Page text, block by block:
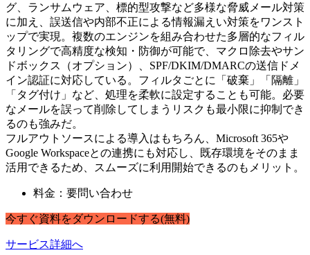
グ、ランサムウェア、標的型攻撃など多様な脅威メール対策
に加え、誤送信や内部不正による情報漏えい対策をワンスト
ップで実現。複数のエンジンを組み合わせた多層的なフィル
タリングで高精度な検知・防御が可能で、マクロ除去やサン
ドボックス（オプション）、SPF/DKIM/DMARCの送信ドメ
イン認証に対応している。フィルタごとに「破棄」「隔離」
「タグ付け」など、処理を柔軟に設定することも可能。必要
なメールを誤って削除してしまうリスクも最小限に抑制でき
るのも強みだ。
フルアウトソースによる導入はもちろん、Microsoft 365や
Google Workspaceとの連携にも対応し、既存環境をそのまま
活用できるため、スムーズに利用開始できるのもメリット。
料金：要問い合わせ
今すぐ資料をダウンロードする(無料)
サービス詳細へ